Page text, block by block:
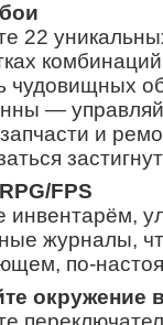
22
чудовищных
—
и
FPS
инвентарём,
журналы,
по-
окружение